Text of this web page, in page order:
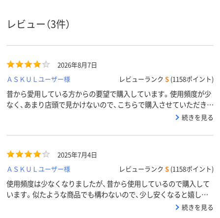
レビュー（3件）
2026年8月7日
ＡＳＫＵＬユーザー様
レビューランク S (1158ポイント)
昔から愛用している方からの要望で購入しています。使用頻度が少
なく、あまり店頭で見かけないので、こちらで購入させていただきま
した。他の方も書いているように、もう少し安価な商品を作って欲
続きを見る
2025年7月4日
ＡＳＫＵＬユーザー様
レビューランク S (1158ポイント)
使用頻度は少なくなりましたが、昔から使用しているので購入して
います。似たような商品でも構わないので、少し安くなると嬉しい
続きを見る